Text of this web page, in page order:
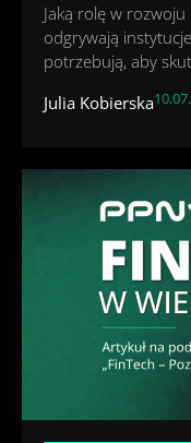
Jaką rolę w
odgrywają
potrzebują, aby
Julia Kobierska